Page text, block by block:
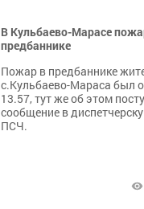
В Кульбаево-Марасе
предбаннике
Пожар в предбаннике
с.Кульбаево-Мараса был
13.57, тут же об этом
сообщение в
ПСЧ.